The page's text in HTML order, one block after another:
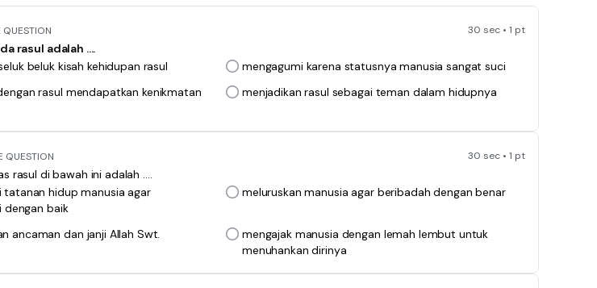
QUESTION 30 sec • 1 pt
rasul adalah ....
beluk kisah kehidupan rasul
mengagumi karena statusnya manusia sangat suci
rasul mendapatkan kenikmatan
menjadikan rasul sebagai teman dalam hidupnya
QUESTION 30 sec • 1 pt
rasul di bawah ini adalah ....
tatanan hidup manusia agar
dengan baik
meluruskan manusia agar beribadah dengan benar
ancaman dan janji Allah Swt.
mengajak manusia dengan lemah lembut untuk
menuhankan dirinya